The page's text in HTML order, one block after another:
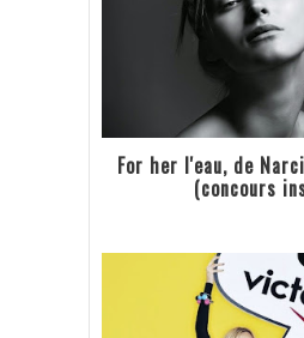
For her l'eau, de
(concours